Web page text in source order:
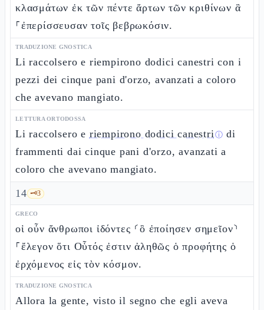
κλασμάτων ἐκ τῶν πέντε ἄρτων τῶν κριθίνων ἃ
⸀ἐπερίσσευσαν τοῖς βεβρωκόσιν.
TRADUZIONE GNOSTICA
Li raccolsero e riempirono dodici canestri con i
pezzi dei cinque pani d'orzo, avanzati a coloro
che avevano mangiato.
LETTURA ORTODOSSA
Li raccolsero e riempirono dodici canestriⓘ di
frammenti dai cinque pani d'orzo, avanzati a
coloro che avevano mangiato.
14 🗝️3
GRECO
οἱ οὖν ἄνθρωποι ἰδόντες ⸂ὃ ἐποίησεν σημεῖον⸃
⸀ἔλεγον ὅτι Οὗτός ἐστιν ἀληθῶς ὁ προφήτης ὁ
ἐρχόμενος εἰς τὸν κόσμον.
TRADUZIONE GNOSTICA
Allora la gente, visto il segno che egli aveva